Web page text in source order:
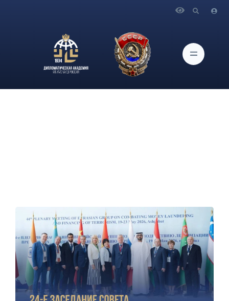
Международного сетевого института в сфере ПОД/ФТ